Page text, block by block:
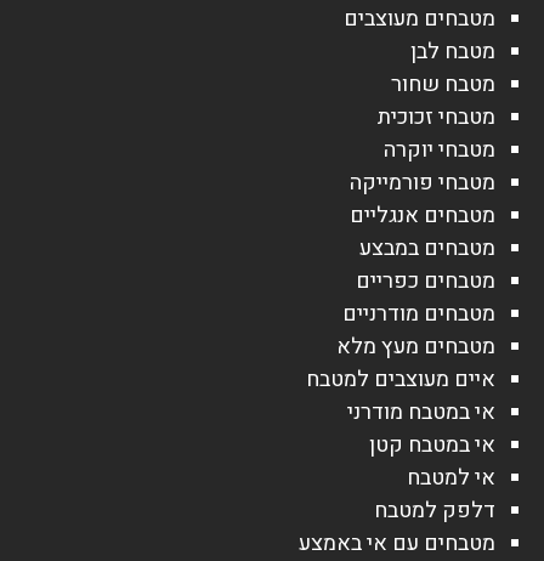
מטבחים מעוצבים
מטבח לבן
מטבח שחור
מטבחי זכוכית
מטבחי יוקרה
מטבחי פורמייקה
מטבחים אנגליים
מטבחים במבצע
מטבחים כפריים
מטבחים מודרניים
מטבחים מעץ מלא
איים מעוצבים למטבח
אי במטבח מודרני
אי במטבח קטן
אי למטבח
דלפק למטבח
מטבחים עם אי באמצע